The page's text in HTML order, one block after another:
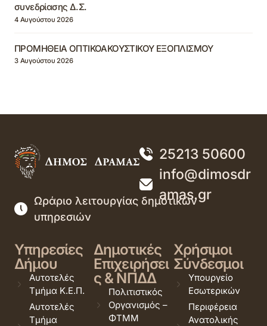
συνεδρίασης Δ.Σ.
4 Αυγούστου 2026
ΠΡΟΜΗΘΕΙΑ ΟΠΤΙΚΟΑΚΟΥΣΤΙΚΟΥ ΕΞΟΠΛΙΣΜΟΥ
3 Αυγούστου 2026
25213 50600
info@dimosdr
amas.gr
Ωράριο λειτουργίας δημοτικών
υπηρεσιών
Υπηρεσίες
Δήμου
Αυτοτελές
Τμήμα Κ.Ε.Π.
Αυτοτελές
Τμήμα
Δημοτικές
Επιχειρήσει
ς & ΝΠΔΔ
Πολιτιστικός
Οργανισμός –
ΦΤΜΜ
Χρήσιμοι
Σύνδεσμοι
Υπουργείο
Εσωτερικών
Περιφέρεια
Ανατολικής